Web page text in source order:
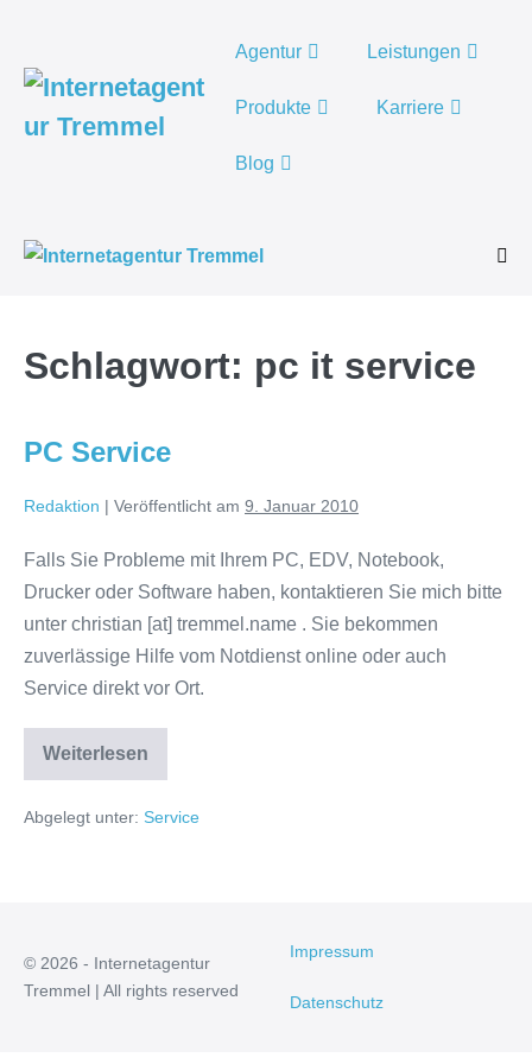
Inhalt
Agentur Leistungen
Produkte Karriere
Blog
Schlagwort: pc it service
PC Service
Redaktion | Veröffentlicht am 9. Januar 2010
Falls Sie Probleme mit Ihrem PC, EDV, Notebook,
Drucker oder Software haben, kontaktieren Sie mich bitte
unter christian [at] tremmel.name . Sie bekommen
zuverlässige Hilfe vom Notdienst online oder auch
Service direkt vor Ort.
Weiterlesen
Abgelegt unter: Service
© 2026 - Internetagentur
Tremmel | All rights reserved
Impressum
Datenschutz